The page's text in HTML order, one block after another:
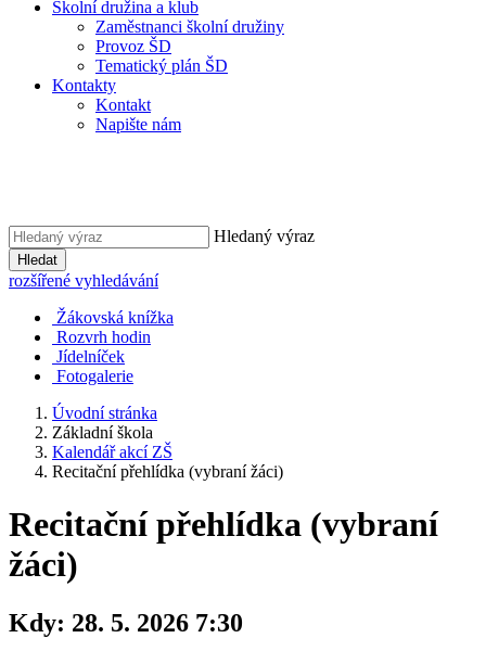
Školní družina a klub
Zaměstnanci školní družiny
Provoz ŠD
Tematický plán ŠD
Kontakty
Kontakt
Napište nám
Hledaný výraz
Hledat
rozšířené vyhledávání
Žákovská knížka
Rozvrh hodin
Jídelníček
Fotogalerie
Úvodní stránka
Základní škola
Kalendář akcí ZŠ
Recitační přehlídka (vybraní žáci)
Recitační přehlídka (vybraní
žáci)
Kdy: 28. 5. 2026 7:30